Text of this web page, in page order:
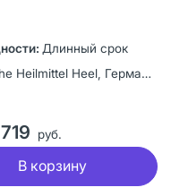
Длинный срок
Biologische Heilmittel Heel, Германия
719 руб.
В корзину